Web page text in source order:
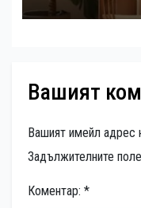
Вашият
Вашият имейл адрес
Задължителните
Коментар: *